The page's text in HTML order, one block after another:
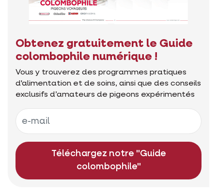
Obtenez gratuitement le Guide
colombophile numérique !
Vous y trouverez des programmes pratiques
d'alimentation et de soins, ainsi que des conseils
exclusifs d’amateurs de pigeons expérimentés
Téléchargez notre "Guide
colombophile"